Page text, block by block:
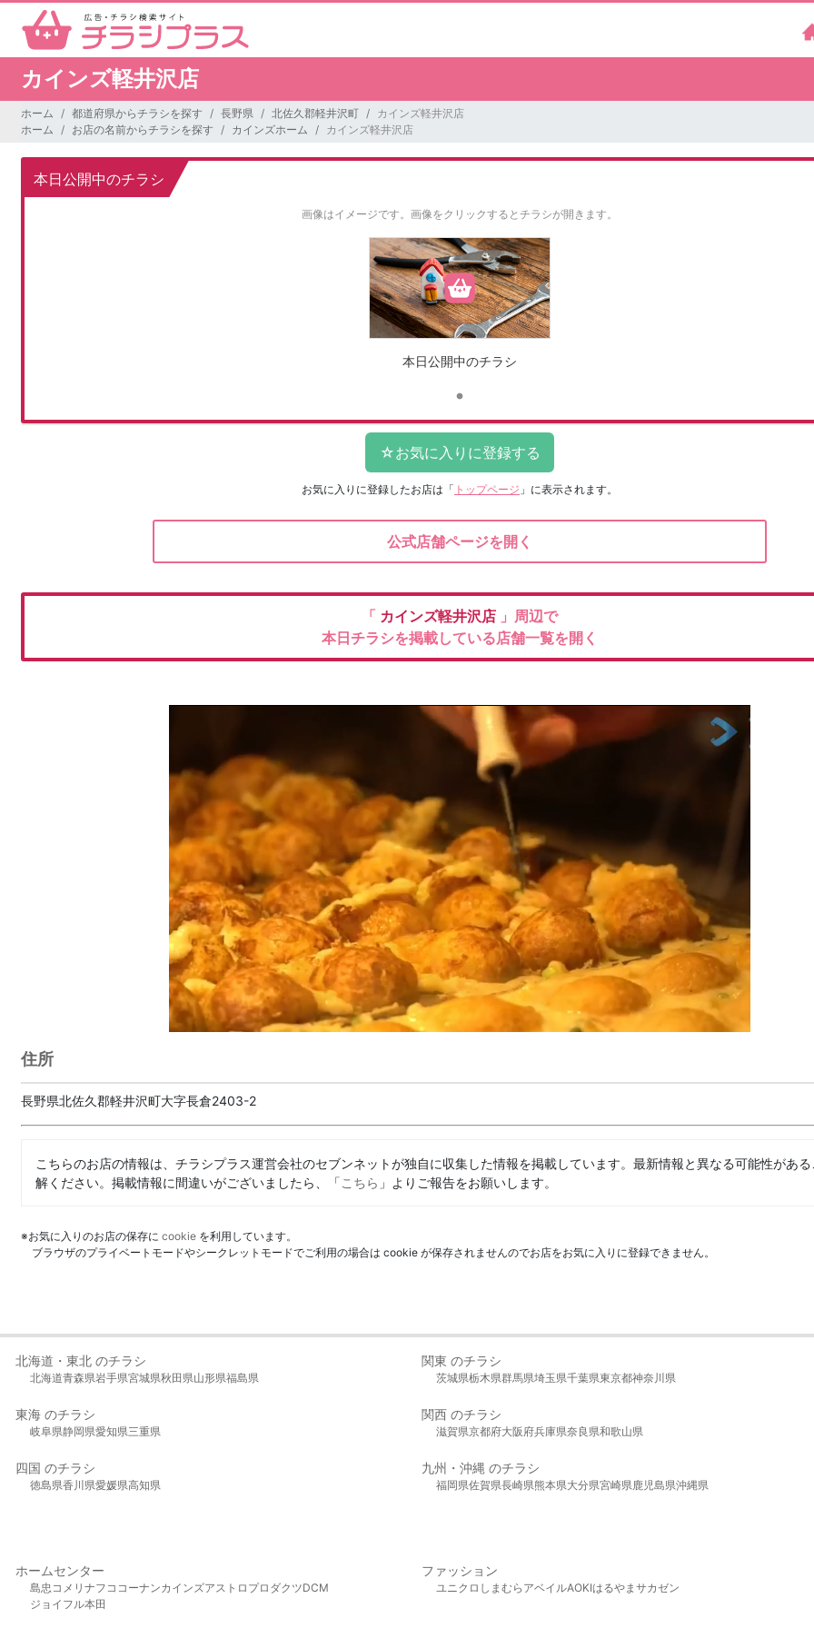
カインズ軽井沢店
ホーム 都道府県からチラシを探す 長野県 北佐久郡軽井沢町
カインズ軽井沢店
ホーム
お店の名前からチラシを探す カインズホーム カインズ軽井沢店
本日公開中のチラシ
画像はイメージです。 画像をクリックするとチラシが開きます。
本日公開中のチラシ
お気に入りに登録したお店は 「 トップページ 」に表示されます。
公式店舗ページを開く
「 カインズ軽井沢店 」周辺で
本日チラシを掲載している店舗一覧を開く
住所
長野県北佐久郡軽井沢町大字長倉2403-2
こちらのお店の情報は、チラシプラス運営会社のセブンネットが独自に収集した情報を掲載しています。最新情報と異なる可能性があ
解ください。掲載情報に間違いがございましたら、「こちら 」よりご報告をお願いします。
※お気に入りのお店の保存に cookie を利用しています。
ブラウザのプライベートモードやシークレットモードでご利用の場合は cookie が保存されませんのでお店をお気に入りに登録できません。
北海道・東北 のチラシ
北海道青森県岩手県宮城県秋田県山形県福島県
関東 のチラシ
茨城県栃木県群馬県埼玉県千葉県東京都神奈川県
東海 のチラシ
岐阜県静岡県愛知県三重県
関西 のチラシ
滋賀県京都府大阪府兵庫県奈良県和歌山県
四国 のチラシ
徳島県香川県愛媛県高知県
九州・沖縄 のチラシ
福岡県佐賀県長崎県熊本県大分県宮崎県鹿児島県沖縄県
ホームセンター
島忠 コメリ ナフコ コーナンカインズアストロプロダクツDCM
ジョイフル本田
ファッション
ユニクロ しまむら アベイルAOKIはるやま サカゼン